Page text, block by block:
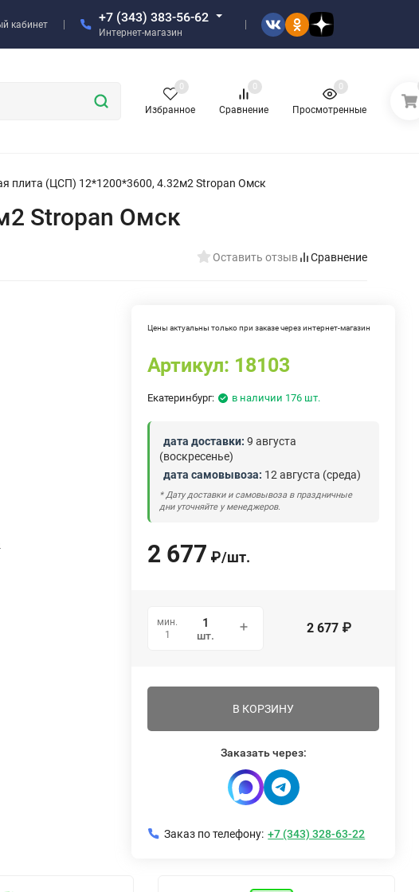
кабинет +7 (343) 383-56-62
Интернет-магазин
Избранное
0
Сравнение
0
Просмотренные
0
плита (ЦСП) 12*1200*3600, 4.32м2 Stropan Омск
Stropan Омск
Оставить отзыв Сравнение
Цены актуальны только при заказе через интернет-магазин
Артикул: 18103
Екатеринбург: в наличии 176 шт.
дата доставки: 9 августа
(воскресенье)
дата самовывоза: 12 августа (среда)
* Дату доставки и самовывоза в праздничные
дни уточняйте у менеджеров.
2 677 ₽/шт.
мин.
1
шт. 2 677 ₽
В КОРЗИНУ
Заказать через:
Заказ по телефону: +7 (343) 328-63-22